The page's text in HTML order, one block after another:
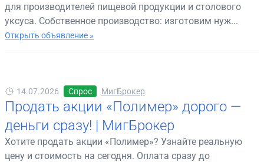
для производителей пищевой продукции и столового
уксуса. Собственное производство: изготовим нуж...
Открыть объявление »
14.07.2026 Спрос МигБрокер
Продать акции «Полимер» дорого —
деньги сразу! | МигБрокер
Хотите продать акции «Полимер»? Узнайте реальную
цену и стоимость на сегодня. Оплата сразу до